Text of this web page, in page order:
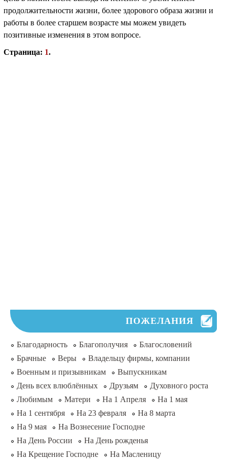
продолжительности жизни, более здорового образа жизни и
работы в более старшем возрасте мы можем увидеть
позитивные изменения в этом вопросе.
Страница: 1.
ПОЖЕЛАНИЯ
Благодарность Благополучия
Благословений
Брачные
Веры
Владельцу фирмы, компании
Военным и призывникам
Выпускникам
День всех влюблённых
Друзьям
Духовного роста
Любимым
Матери На 1 Апреля
На 1 мая
На 1 сентября
На 23 февраля
На 8 марта
На 9 мая
На Вознесение Господне
На День России
На День рожденья
На Крещение Господне
На Масленицу